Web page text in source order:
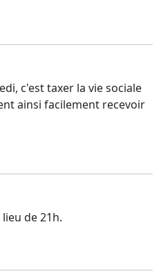
c'est taxer la vie sociale
ainsi facilement recevoir
de 21h.